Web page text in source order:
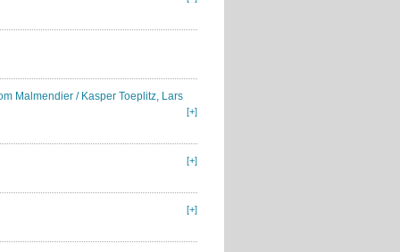
Malmendier / Kasper Toeplitz, Lars
[+]
[+]
[+]